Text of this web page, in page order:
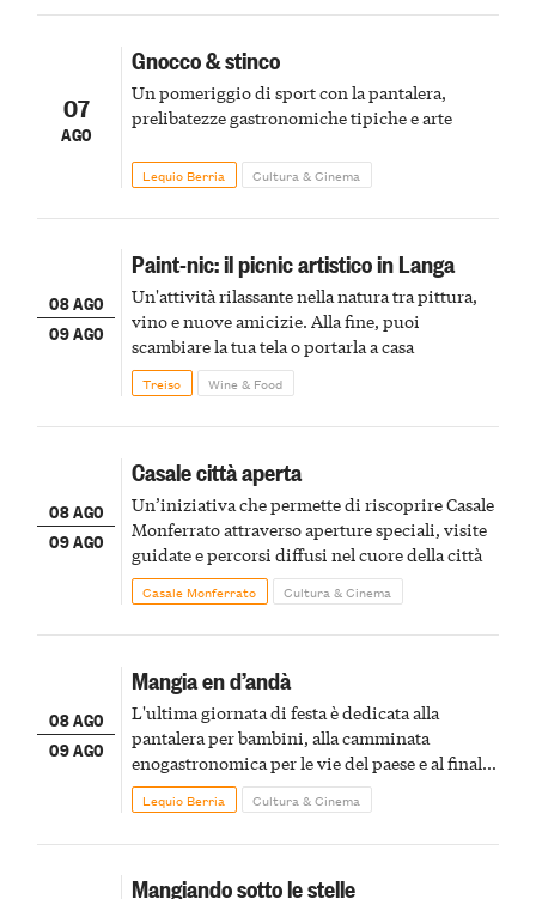
07
AGO
Gnocco & stinco
Un pomeriggio di sport con la pantalera,
prelibatezze gastronomiche tipiche e arte
Lequio Berria Cultura & Cinema
08 AGO
09 AGO
Paint-nic: il picnic artistico in Langa
Un'attività rilassante nella natura tra pittura,
vino e nuove amicizie. Alla fine, puoi
scambiare la tua tela o portarla a casa
Treiso Wine & Food
08 AGO
09 AGO
Casale città aperta
Un’iniziativa che permette di riscoprire Casale
Monferrato attraverso aperture speciali, visite
guidate e percorsi diffusi nel cuore della città
Casale Monferrato Cultura & Cinema
08 AGO
09 AGO
Mangia en d’andà
L'ultima giornata di festa è dedicata alla
pantalera per bambini, alla camminata
enogastronomica per le vie del paese e al finale
pirotecnico
Lequio Berria Cultura & Cinema
Mangiando sotto le stelle